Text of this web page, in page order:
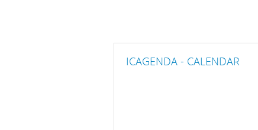
ICAGENDA - CALENDAR